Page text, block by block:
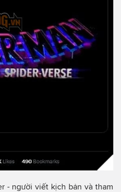
- người viết kịch bản và tham